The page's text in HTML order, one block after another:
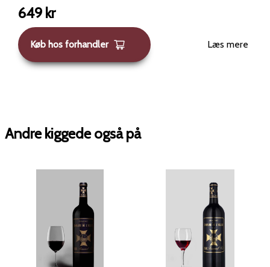
Vinmarkerne udgør ca. 7 hektar, med vinstokke der i
gennemsnit er omkring 40 år gamle. Blend /
druesammensætning (2020): cirka 96% Merlot, 4%
Cabernet Franc. Gæring og lagring: Vinen er gæret i
ståltanke med temperaturkontrol. Den er derefter
mange af de karakteristika, man typisk forbinder med
stor Pomerol — fyldighed, frugt, elegance og terroir-
som sorte kirsebær, blommer, solbær og måske lidt
modne brombær. Der kommer også noter af mørk frugt,
lidt krydderi, let lakrids, og undertoner af eg / fad — men
fadlagringen er integreret og ikke dominerende. Mange
beskrivelser nævner også jordede, lidt “støvede”
elementer, grafit eller mineralitet, som peger på
terroiret. Smag / mundfornemmelse: Vinen er rund,
649 kr
Køb hos forhandler Læs mere
Andre kiggede også på